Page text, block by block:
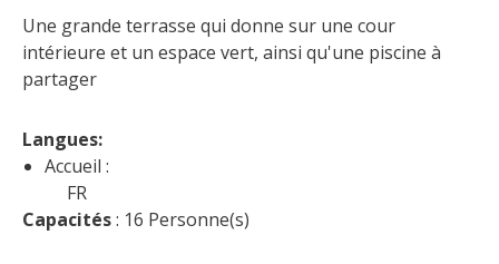
Une grande terrasse qui donne sur une cour
intérieure et un espace vert, ainsi qu'une piscine à
partager
Langues:
Accueil :
FR
Capacités : 16 Personne(s)